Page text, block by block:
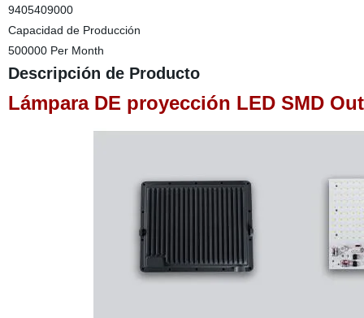
9405409000
Capacidad de Producción
500000 Per Month
Descripción de Producto
Lámpara DE proyección LED SMD